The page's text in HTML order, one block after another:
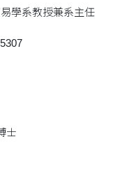
學系教授兼系主任
士